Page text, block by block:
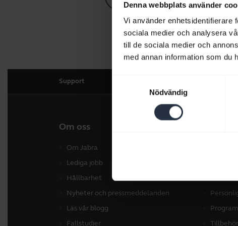
Denna webbplats använder
Vi använder enhetsidentifierare
sociala medier och analysera
till de sociala medier och
med annan information som du
Nödvändig
Support
Om oss
Om Jabra
Lediga jobb
Hållbarhet
Nyheter och pressmeddelanden
Läs vår blogg
Fallstudier
Tillbehör